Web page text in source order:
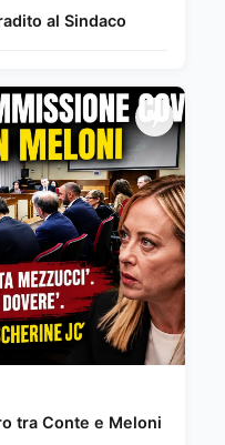
al Sindaco
tra Conte e Meloni